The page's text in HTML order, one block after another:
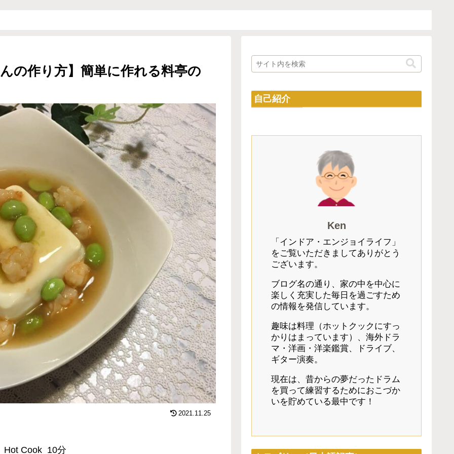
の作り方】簡単に作れる料亭の
2021.11.25
Cook 10分
自己紹介
Ken
「インドア・エンジョイライフ」
をご覧いただきましてありがとう
ございます。
ブログ名の通り、家の中を中心に
楽しく充実した毎日を過ごすため
の情報を発信しています。
趣味は料理（ホットクックにすっ
かりはまっています）、海外ドラ
マ・洋画・洋楽鑑賞、ドライブ、
ギター演奏。
現在は、昔からの夢だったドラム
を買って練習するためにおこづか
いを貯めている最中です！